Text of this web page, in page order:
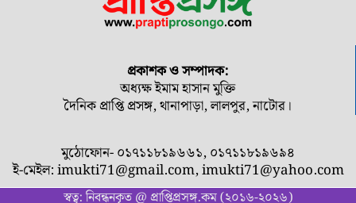
প্রকাশক ও সম্পাদক:
অধ্যক্ষ ইমাম হাসান মুক্তি
দৈনিক প্রাপ্তি প্রসঙ্গ, থানাপাড়া, লালপুর, নাটোর।
মুঠোফোন- ০১৭১১৮১৯৬৬১, ০১৭১১৮১৯৬৯৪
ই-মেইল:imukti71@gmail.com,imukti71@yahoo.com
স্বত্ব: নিবন্ধনকৃত @ প্রাপ্তিপ্রসঙ্গ.কম (২০১৬-২০২৬)